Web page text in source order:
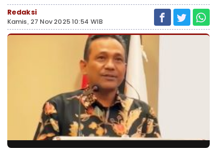
Redaksi
Kamis, 27 Nov 2025 10:54 WIB